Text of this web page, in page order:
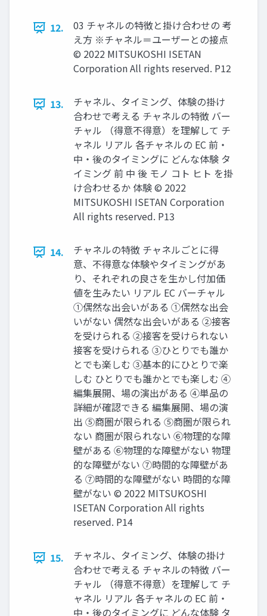
12.
03 チャネルの特徴と掛け合わせの 考
え方 ※チャネル＝ユーザーとの接点
© 2022 MITSUKOSHI ISETAN
Corporation All rights reserved. P12
13.
チャネル、タイミング、体験の掛け
合わせで考える チャネルの特徴 バー
チャル （得意不得意）を理解して チ
ャネル リアル 各チャネルの EC 前・
中・後のタイミングに どんな体験 タ
イミング 前 中 後 モノ コト ヒト を掛
け合わせるか 体験 © 2022
MITSUKOSHI ISETAN Corporation
All rights reserved. P13
14.
チャネルの特徴 チャネルごとに得
意、不得意な体験やタイミングがあ
り、それぞれの良さを生かし付加価
値を生みたい リアル EC バーチャル
①偶然な出会いがある ①偶然な出会
いがない 偶然な出会いがある ②接客
を受けられる ②接客を受けられない
接客を受けられる ③ひとりでも誰か
とでも楽しむ ③基本的にひとりで楽
しむ ひとりでも誰かとでも楽しむ ➃
編集展開、場の演出がある ➃単品の
詳細が確認できる 編集展開、場の演
出 ⑤商圏が限られる ⑤商圏が限られ
ない 商圏が限られない ⑥物理的な障
壁がある ⑥物理的な障壁がない 物理
的な障壁がない ⑦時間的な障壁があ
る ⑦時間的な障壁がない 時間的な障
壁がない © 2022 MITSUKOSHI
ISETAN Corporation All rights
reserved. P14
15.
チャネル、タイミング、体験の掛け
合わせで考える チャネルの特徴 バー
チャル （得意不得意）を理解して チ
ャネル リアル 各チャネルの EC 前・
中・後のタイミングに どんな体験 タ